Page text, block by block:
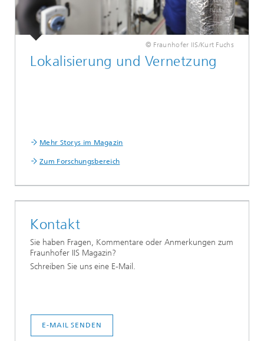
© Fraunhofer IIS/Kurt Fuchs
Lokalisierung und Vernetzung
Mehr Storys im Magazin
Zum Forschungsbereich
Kontakt
Sie haben Fragen, Kommentare oder Anmerkungen zum
Fraunhofer IIS Magazin?
Schreiben Sie uns eine E-Mail.
E-MAIL SENDEN